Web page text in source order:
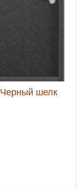
шелк